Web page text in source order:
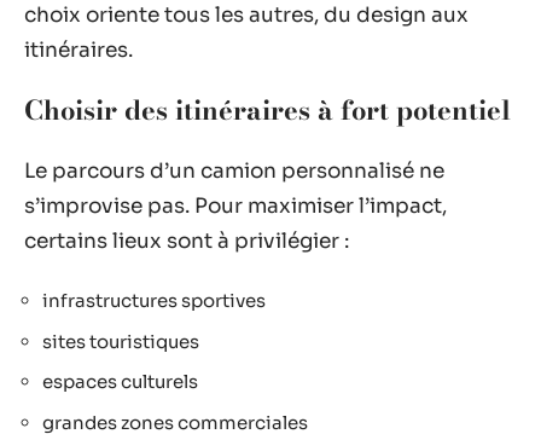
choix oriente tous les autres, du design aux
itinéraires.
Choisir des itinéraires à fort potentiel
Le parcours d’un camion personnalisé ne
s’improvise pas. Pour maximiser l’impact,
certains lieux sont à privilégier :
infrastructures sportives
sites touristiques
espaces culturels
grandes zones commerciales